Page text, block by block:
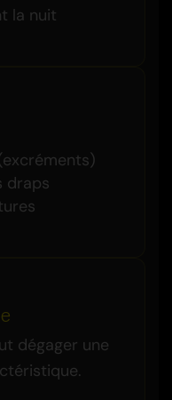
la nuit
draps
dégager une